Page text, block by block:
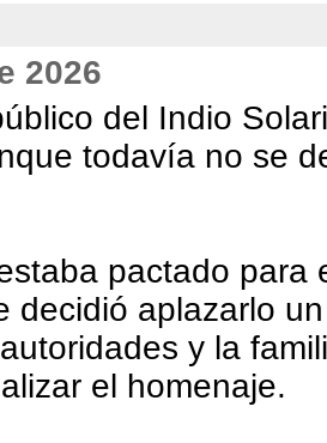
2026
del Indio
todavía no se
pactado para
decidió aplazarlo
y la
el homenaje.